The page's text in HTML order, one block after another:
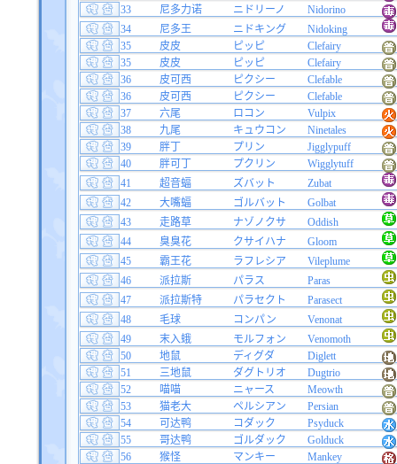
33
尼多力诺 ニドリーノ
Nidorino
34
尼多王 ニドキング
Nidoking
35
皮皮 ピッピ
Clefairy
35
皮皮 ピッピ
Clefairy
36
皮可西 ピクシー
Clefable
36
皮可西 ピクシー
Clefable
37
六尾 ロコン
Vulpix
38
九尾 キュウコン
Ninetales
39
胖丁 プリン
Jigglypuff
40
胖可丁 プクリン
Wigglytuff
41
超音蝠 ズバット
Zubat
42
大嘴蝠 ゴルバット
Golbat
43
走路草 ナゾノクサ
Oddish
44
臭臭花 クサイハナ
Gloom
45
霸王花 ラフレシア
Vileplume
46
派拉斯 パラス
Paras
47
派拉斯特 パラセクト
Parasect
48
毛球 コンパン
Venonat
49
末入蛾 モルフォン
Venomoth
50
地鼠 ディグダ
Diglett
51
三地鼠 ダグトリオ
Dugtrio
52
喵喵 ニャース
Meowth
53
猫老大 ペルシアン
Persian
54
可达鸭 コダック
Psyduck
55
哥达鸭 ゴルダック
Golduck
56
猴怪 マンキー
Mankey